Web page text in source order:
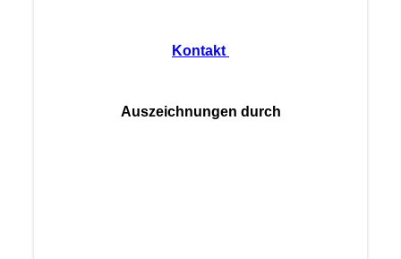
Kontakt
Auszeichnungen durch